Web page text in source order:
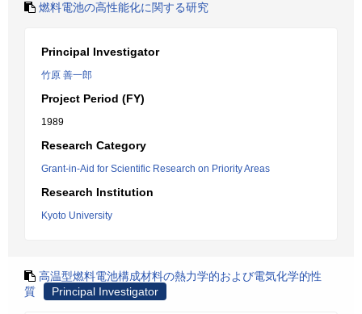
燃料電池の高性能化に関する研究
Principal Investigator
竹原 善一郎
Project Period (FY)
1989
Research Category
Grant-in-Aid for Scientific Research on Priority Areas
Research Institution
Kyoto University
高温型燃料電池構成材料の熱力学的および電気化学的性
質
Principal Investigator